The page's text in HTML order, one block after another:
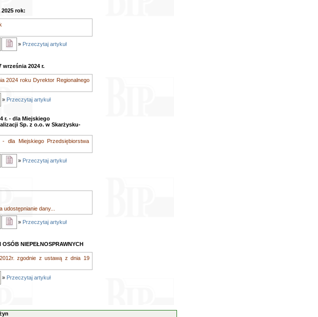
rok:
» Przeczytaj artykuł
2024 r.
2024 roku Dyrektor Regionalnego
» Przeczytaj artykuł
r. - dla Miejskiego
Sp. z o.o. w Skarżysku-
dla Miejskiego Przedsiębiorstwa
» Przeczytaj artykuł
dany...
» Przeczytaj artykuł
NIEPEŁNOSPRAWNYCH
zgodnie z ustawą z dnia 19
» Przeczytaj artykuł